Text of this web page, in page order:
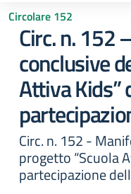
Circolare 152
Circ. n. 152
conclusive
Attiva Kids”
Circ. n. 152 -
progetto “Scuola
partecipazione